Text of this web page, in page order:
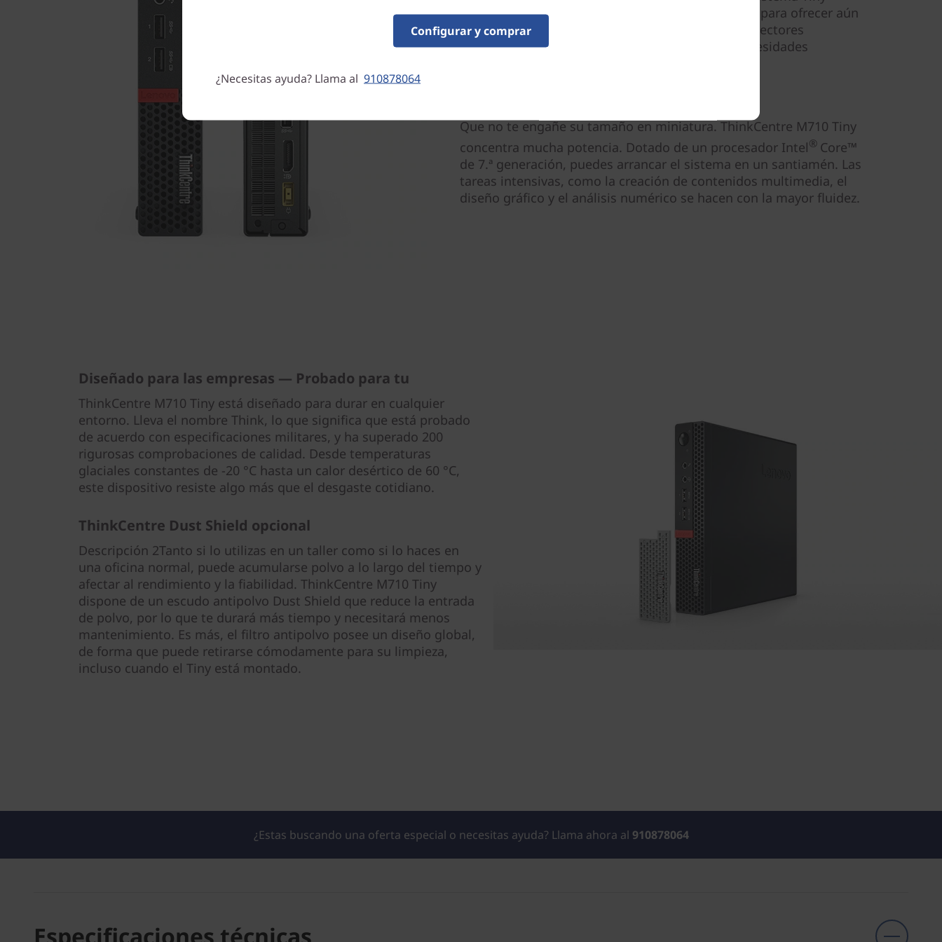
rebasa los límites de la informática de sobremesa para ofrecer aún
más productividad. Una opción perfecta para los sectores
financiero y creativo, así como para todas tus necesidades
Que no te engañe su tamaño en miniatura. ThinkCentre M710 Tiny
concentra mucha potencia. Dotado de un procesador Intel® Core™
de 7.ª generación, puedes arrancar el sistema en un santiamén. Las
tareas intensivas, como la creación de contenidos multimedia, el
diseño gráfico y el análisis numérico se hacen con la mayor fluidez.
Diseñado para las empresas — Probado para tu
ThinkCentre M710 Tiny está diseñado para durar en cualquier
entorno. Lleva el nombre Think, lo que significa que está probado
de acuerdo con especificaciones militares, y ha superado 200
rigurosas comprobaciones de calidad. Desde temperaturas
glaciales constantes de -20 °C hasta un calor desértico de 60 °C,
este dispositivo resiste algo más que el desgaste cotidiano.
ThinkCentre Dust Shield opcional
Descripción 2Tanto si lo utilizas en un taller como si lo haces en
una oficina normal, puede acumularse polvo a lo largo del tiempo y
afectar al rendimiento y la fiabilidad. ThinkCentre M710 Tiny
dispone de un escudo antipolvo Dust Shield que reduce la entrada
de polvo, por lo que te durará más tiempo y necesitará menos
mantenimiento. Es más, el filtro antipolvo posee un diseño global,
de forma que puede retirarse cómodamente para su limpieza,
incluso cuando el Tiny está montado.
¿Estas buscando una oferta especial o necesitas ayuda? Llama ahora al 910878064
Especificaciones técnicas
Configurar y comprar
¿Necesitas ayuda? Llama al 910878064